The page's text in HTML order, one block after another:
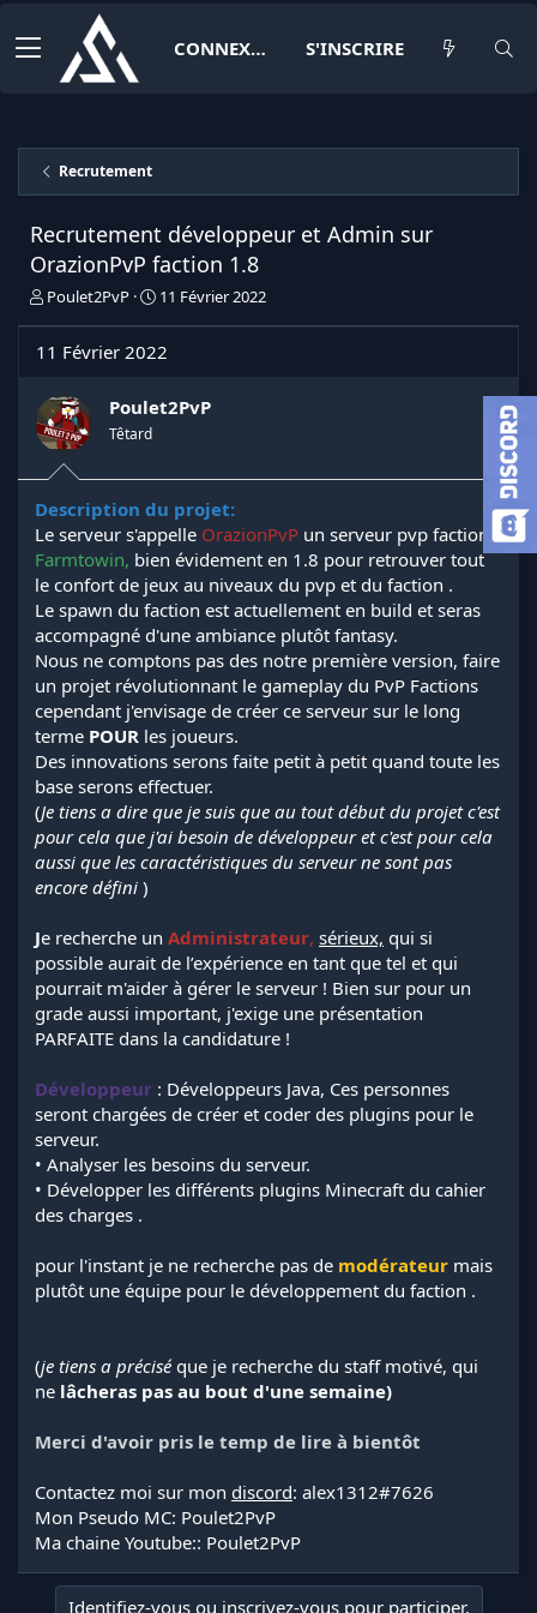
CONNEXION S'INSCRIRE
Recrutement
Recrutement développeur et Admin sur
OrazionPvP faction 1.8
I
a
t
e
u
d
e
l
d
i
s
c
u
s
i
o
n
Poulet2PvP
D
e
e
t
11 Février 2022
11 Février 2022
Poulet2PvP
Têtard
Description du projet:
Le serveur s'appelle OrazionPvP un serveur pvp faction
Farmtowin, bien évidement en 1.8 pour retrouver tout
le confort de jeux au niveaux du pvp et du faction .
Le spawn du faction est actuellement en build et seras
accompagné d'une ambiance plutôt fantasy.
Nous ne comptons pas des notre première version, faire
un projet révolutionnant le gameplay du PvP Factions
cependant j'envisage de créer ce serveur sur le long
terme POUR les joueurs.
Des innovations serons faite petit à petit quand toute les
base serons effectuer.
(Je tiens a dire que je suis que au tout début du projet c'est
pour cela que j'ai besoin de développeur et c'est pour cela
aussi que les caractéristiques du serveur ne sont pas
encore défini )
Je recherche un Administrateur, sérieux, qui si
possible aurait de l’expérience en tant que tel et qui
pourrait m'aider à gérer le serveur ! Bien sur pour un
grade aussi important, j'exige une présentation
PARFAITE dans la candidature !
Développeur : Développeurs Java, Ces personnes
seront chargées de créer et coder des plugins pour le
serveur.
• Analyser les besoins du serveur.
• Développer les différents plugins Minecraft du cahier
des charges .
pour l'instant je ne recherche pas de modérateur mais
plutôt une équipe pour le développement du faction .
(je tiens a préciséque je recherche du staff motivé, qui
ne lâcheras pas au bout d'une semaine)
Merci d'avoir pris le temp de lire à bientôt
Contactez moi sur mon discord: alex1312#7626
Mon Pseudo MC: Poulet2PvP
Ma chaine Youtube:: Poulet2PvP
Identifiez-vous ou inscrivez-vous pour participer.